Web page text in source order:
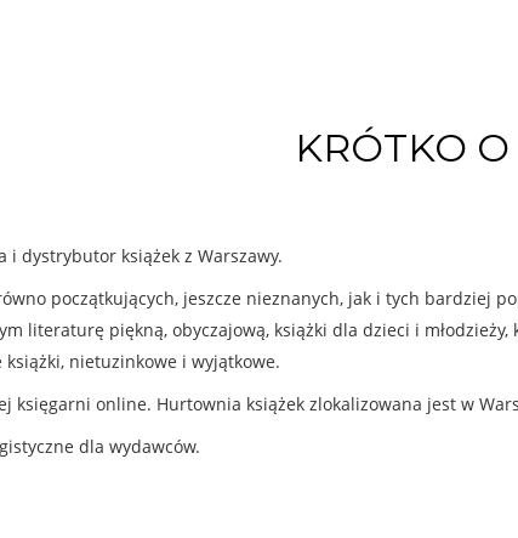
KRÓTKO
dystrybutor książek z Warszawy.
początkujących, jeszcze nieznanych, jak i tych bardziej
literaturę piękną, obyczajową, książki dla dzieci i
nietuzinkowe i wyjątkowe.
księgarni online. Hurtownia książek zlokalizowana jest w
dla wydawców.